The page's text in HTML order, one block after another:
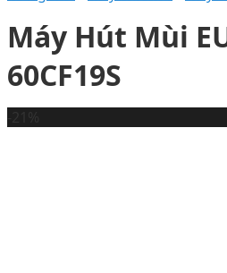
Máy Hút Mùi
60CF19S